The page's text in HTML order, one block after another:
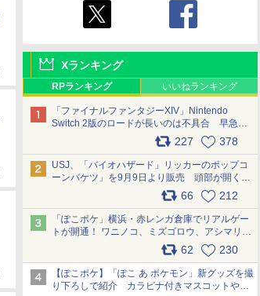
Xランキング
RPランキング いいねランキング
「ファイナルファンタジーXIV」Nintendo
Switch 2版のロードが長いのは不具合 早急に
アップデートできるよう対応中227 378
USJ、「バイオハザード」リッカーのポップコ
ーンバケツ」を9月9日より販売 頭部が開く仕
組み。味は恐怖を堪のう「味噌フレーバー」
66 212
「ぽこポケ」横浜・赤レンガ倉庫でリアルゲー
トが開通！ ワニノコ、ミズゴロウ、アシマリ登
場シーンをレポート pic.x.com/LDgEByVl6D
62 230
【ぽこポケ】「ぽこ あ ポケモン」新グッズを撮
り下ろしで紹介 カラビナ付きマスコットやス